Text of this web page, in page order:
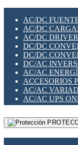
SWITCH Y
TARJETAS PI
UNIÓN Y
PLACAS
SWITCHES Y
SOLUCIONES
SOLUCIONES
SOLUCIONES
SEGURIDAD
SWITCHES
TELEFONÍA IP
VIGILANCIA
MESHTASTIC
AC/DC
AC/DC
AC/DC
DC/DC
DC/DC
DC/AC
AC/AC
ACCESORIOS
AC/AC
AC/AC UPS